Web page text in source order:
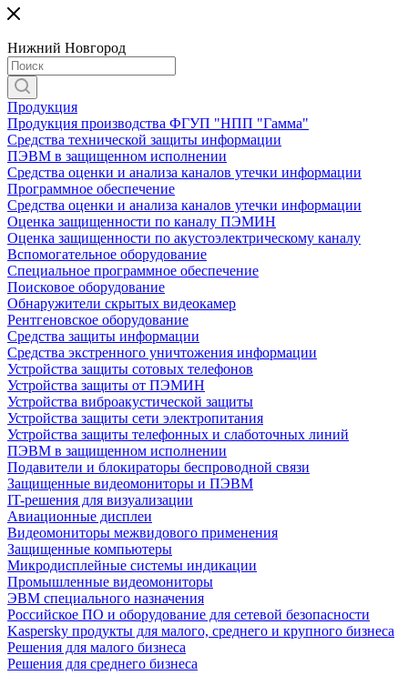
Нижний Новгород
Продукция
Продукция производства ФГУП "НПП "Гамма"
Средства технической защиты информации
ПЭВМ в защищенном исполнении
Средства оценки и анализа каналов утечки информации
Программное обеспечение
Средства оценки и анализа каналов утечки информации
Оценка защищенности по каналу ПЭМИН
Оценка защищенности по акустоэлектрическому каналу
Вспомогательное оборудование
Специальное программное обеспечение
Поисковое оборудование
Обнаружители скрытых видеокамер
Рентгеновское оборудование
Средства защиты информации
Средства экстренного уничтожения информации
Устройства защиты сотовых телефонов
Устройства защиты от ПЭМИН
Устройства виброакустической защиты
Устройства защиты сети электропитания
Устройства защиты телефонных и слаботочных линий
ПЭВМ в защищенном исполнении
Подавители и блокираторы беспроводной связи
Защищенные видеомониторы и ПЭВМ
IT-решения для визуализации
Авиационные дисплеи
Видеомониторы межвидового применения
Защищенные компьютеры
Микродисплейные системы индикации
Промышленные видеомониторы
ЭВМ специального назначения
Российское ПО и оборудование для сетевой безопасности
Kaspersky продукты для малого, среднего и крупного бизнеса
Решения для малого бизнеса
Решения для среднего бизнеса